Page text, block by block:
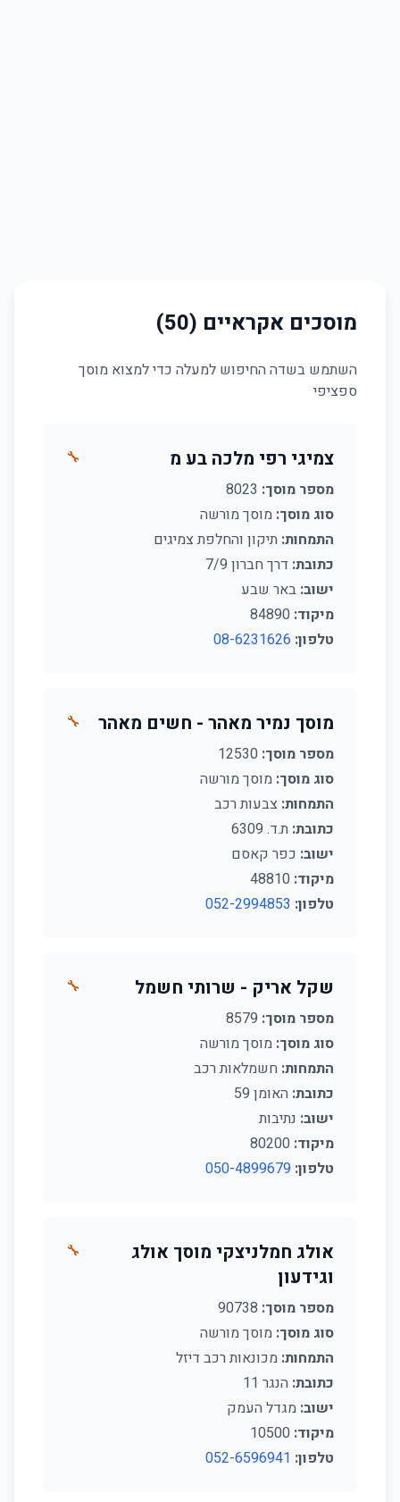
מוסכים אקראיים (50)
השתמש בשדה החיפוש למעלה כדי למצוא מוסך
ספציפי
צמיגי רפי מלכה בע מ
מספר מוסך:
סוג מוסך: מוסך מורשה
התמחות: תיקון והחלפת צמיגים
כתובת: דרך חברון 7/9
ישוב: באר שבע
מיקוד:
טלפון: 08-6231626
🔧
מוסך נמיר מאהר - חשים מאהר
מספר מוסך:
סוג מוסך: מוסך מורשה
התמחות: צבעות רכב
כתובת: ת.ד. 6309
ישוב: כפר קאסם
מיקוד:
טלפון: 052-2994853
🔧
שקל אריק - שרותי חשמל
מספר מוסך:
סוג מוסך: מוסך מורשה
התמחות: חשמלאות רכב
כתובת: האומן 59
ישוב: נתיבות
מיקוד:
טלפון: 050-4899679
🔧
אולג חמלניצקי מוסך אולג
וגידעון
מספר מוסך:
סוג מוסך: מוסך מורשה
התמחות: מכונאות רכב דיזל
כתובת: הנגר 11
ישוב: מגדל העמק
מיקוד:
טלפון: 052-6596941
🔧